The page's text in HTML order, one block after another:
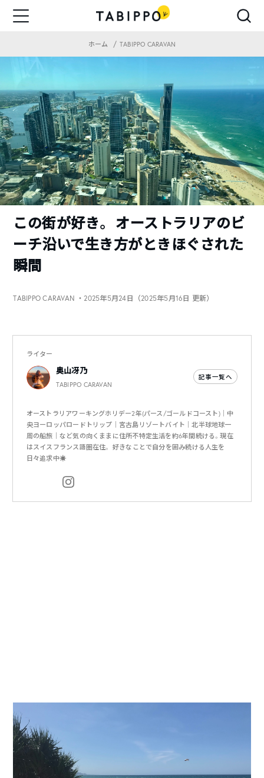
ホーム TABIPPO CARAVAN
この街が好き。 オーストラリアのビ
ーチ沿いで生き方がときほぐされた
瞬間
TABIPPO CARAVAN ・2025年5月24日（2025年5月16日 更新）
ライター
奥山冴乃
TABIPPO CARAVAN
記事一覧へ
オーストラリアワーキングホリデー2年(パース/ゴールドコースト)｜中
央ヨーロッパロードトリップ｜宮古島リゾートバイト｜北半球地球一
周の船旅｜など気の向くままに住所不特定生活を約6年間続ける。現在
はスイスフランス語圏在住。 好きなことで自分を囲み続ける人生を
日々追求中☀️